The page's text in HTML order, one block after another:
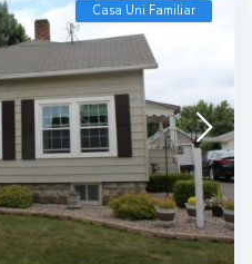
Casa Uni Familiar